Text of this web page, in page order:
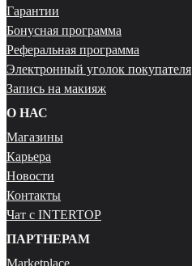
Гарантии
Бонусная программа
Реферальная программа
Электронный уголок покупателя
Запись на макияж
О НАС
Магазины
Карьера
Новости
Контакты
Чат с INTERTOP
ПАРТНЕРАМ